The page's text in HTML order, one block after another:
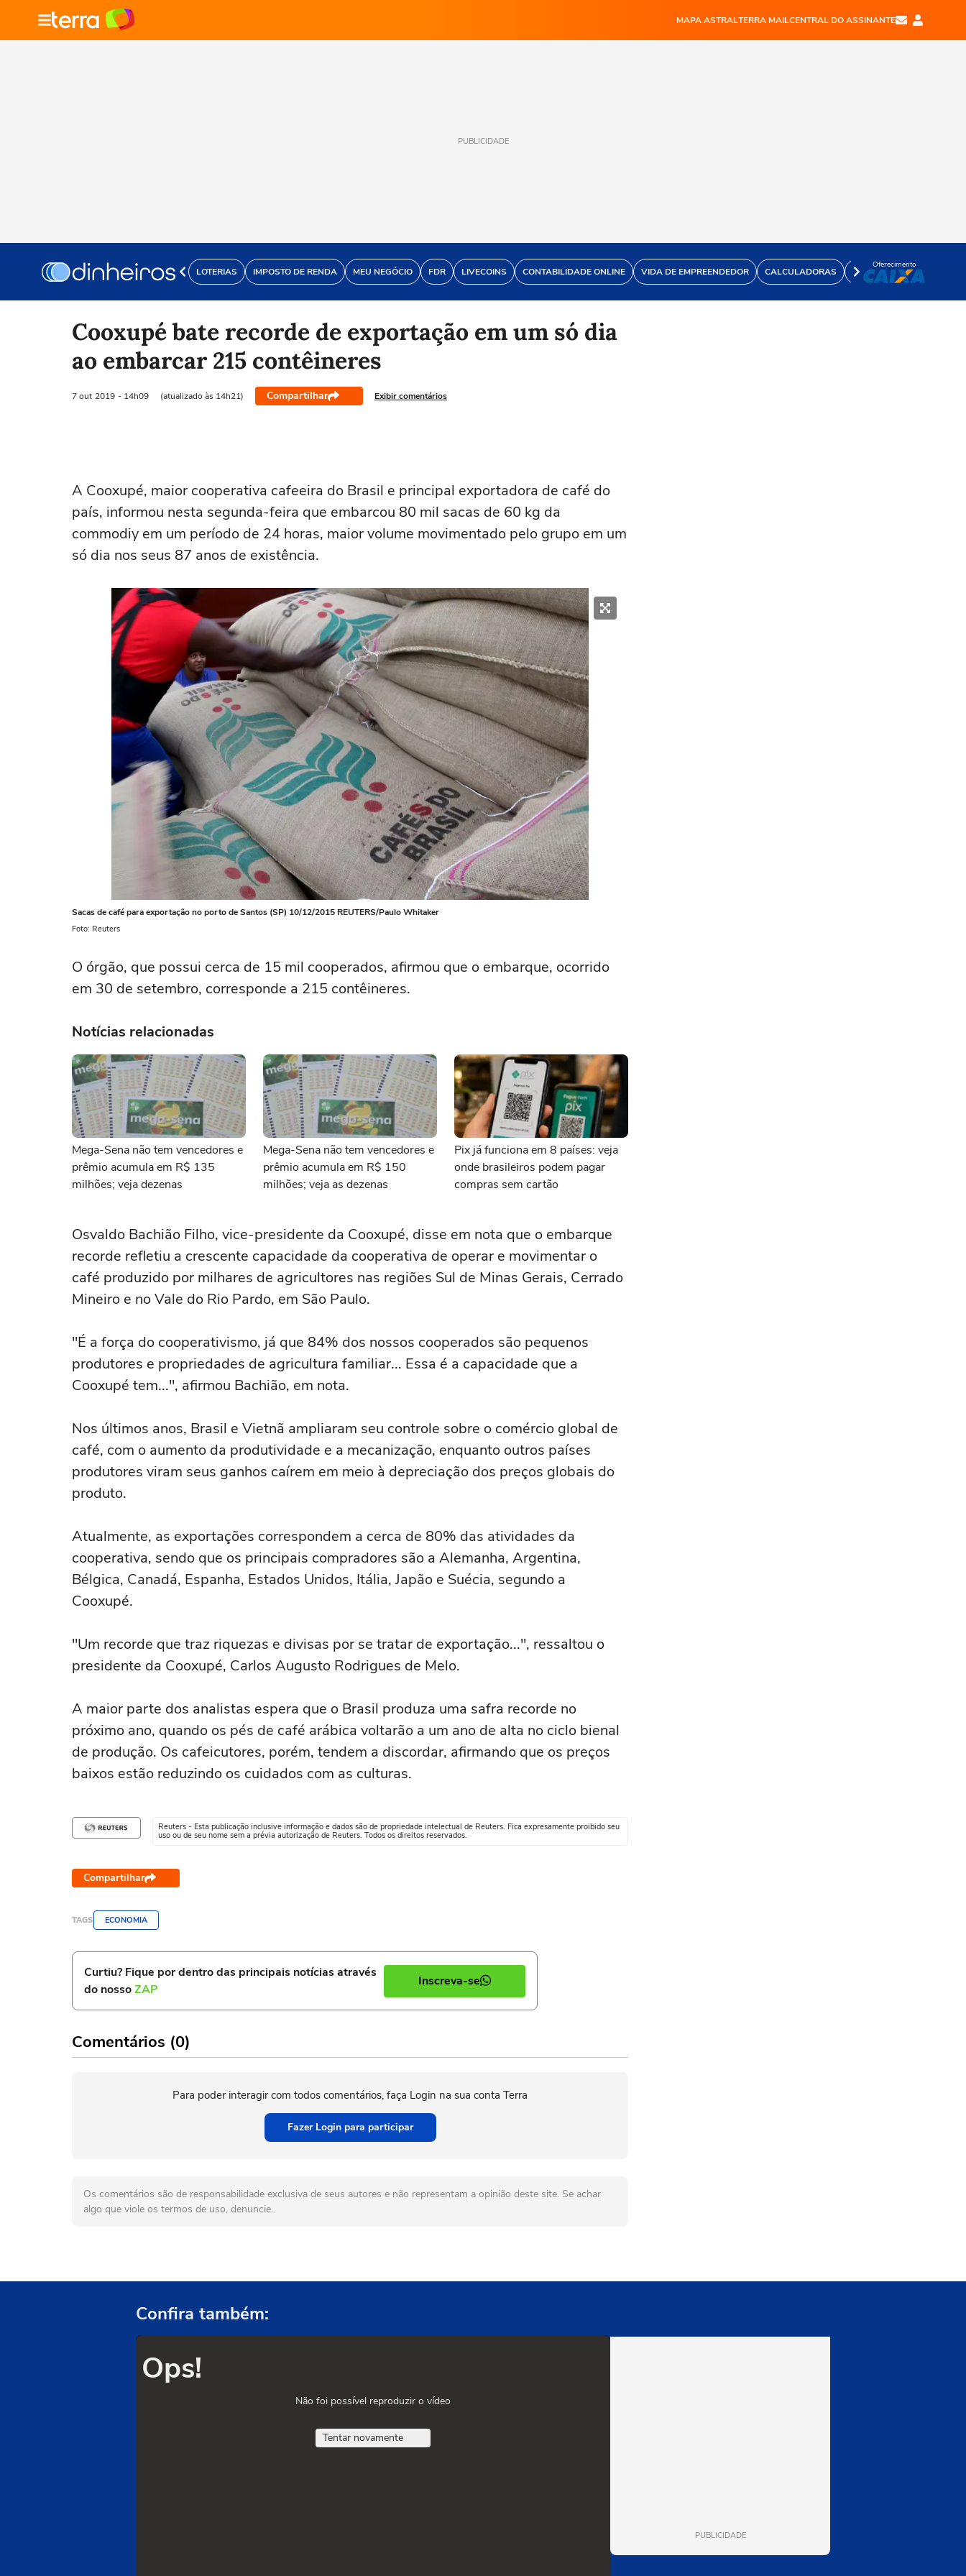
MAPA ASTRALTERRA MAILCENTRAL DO ASSINANTE
PUBLICIDADE
LOTERIAS IMPOSTO DE RENDA MEU NEGÓCIO FDR LIVECOINS CONTABILIDADE ONLINE VIDA DE EMPREENDEDOR CALCULADORAS VÍDEOS
Oferecimento
Cooxupé bate recorde de exportação em um só dia
ao embarcar 215 contêineres
7 out 2019 - 14h09 (atualizado às 14h21) Compartilhar Exibir comentários
A Cooxupé, maior cooperativa cafeeira do Brasil e principal exportadora de café do
país, informou nesta segunda-feira que embarcou 80 mil sacas de 60 kg da
commodiy em um período de 24 horas, maior volume movimentado pelo grupo em um
só dia nos seus 87 anos de existência.
Sacas de café para exportação no porto de Santos (SP) 10/12/2015 REUTERS/Paulo Whitaker
Foto: Reuters
O órgão, que possui cerca de 15 mil cooperados, afirmou que o embarque, ocorrido
em 30 de setembro, corresponde a 215 contêineres.
Notícias relacionadas
Mega-Sena não tem vencedores e
prêmio acumula em R$ 135
milhões; veja dezenas
Mega-Sena não tem vencedores e
prêmio acumula em R$ 150
milhões; veja as dezenas
Pix já funciona em 8 países: veja
onde brasileiros podem pagar
compras sem cartão
Osvaldo Bachião Filho, vice-presidente da Cooxupé, disse em nota que o embarque
recorde refletiu a crescente capacidade da cooperativa de operar e movimentar o
café produzido por milhares de agricultores nas regiões Sul de Minas Gerais, Cerrado
Mineiro e no Vale do Rio Pardo, em São Paulo.
"É a força do cooperativismo, já que 84% dos nossos cooperados são pequenos
produtores e propriedades de agricultura familiar... Essa é a capacidade que a
Cooxupé tem...", afirmou Bachião, em nota.
Nos últimos anos, Brasil e Vietnã ampliaram seu controle sobre o comércio global de
café, com o aumento da produtividade e a mecanização, enquanto outros países
produtores viram seus ganhos caírem em meio à depreciação dos preços globais do
produto.
Atualmente, as exportações correspondem a cerca de 80% das atividades da
cooperativa, sendo que os principais compradores são a Alemanha, Argentina,
Bélgica, Canadá, Espanha, Estados Unidos, Itália, Japão e Suécia, segundo a
Cooxupé.
"Um recorde que traz riquezas e divisas por se tratar de exportação...", ressaltou o
presidente da Cooxupé, Carlos Augusto Rodrigues de Melo.
A maior parte dos analistas espera que o Brasil produza uma safra recorde no
próximo ano, quando os pés de café arábica voltarão a um ano de alta no ciclo bienal
de produção. Os cafeicutores, porém, tendem a discordar, afirmando que os preços
baixos estão reduzindo os cuidados com as culturas.
Reuters - Esta publicação inclusive informação e dados são de propriedade intelectual de Reuters. Fica expresamente proibido seu
uso ou de seu nome sem a prévia autorização de Reuters. Todos os direitos reservados.
Compartilhar
TAGS ECONOMIA
Curtiu? Fique por dentro das principais notícias através
do nossoZAP
Inscreva-se
Comentários (0)
Para poder interagir com todos comentários, faça Login na sua conta Terra
Fazer Login para participar
Os comentários são de responsabilidade exclusiva de seus autores e não representam a opinião deste site. Se achar
algo que viole os termos de uso, denuncie.
Confira também:
Ops!
Não foi possível reproduzir o vídeo
Tentar novamente
PUBLICIDADE